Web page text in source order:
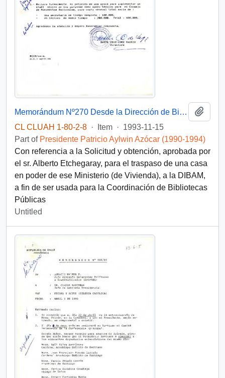
Memorándum Nº270 Desde la Dirección de Bibliotecas, Archivos y Museos, de su Directora, Sra. Marta Cruz-Coke, dirigida al sr. Carlos Bascuñán
CL CLUAH 1-80-2-8 · Item · 1993-11-15
Part of Presidente Patricio Aylwin Azócar (1990-1994)
Con referencia a la Solicitud y obtención, aprobada por
el sr. Alberto Etchegaray, para el traspaso de una casa
en poder de ese Ministerio (de Vivienda), a la DIBAM,
a fin de ser usada para la Coordinación de Bibliotecas
Públicas
Untitled